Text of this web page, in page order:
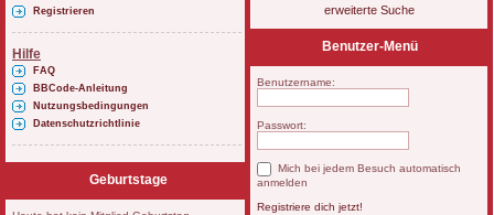
Registrieren
Hilfe
FAQ
BBCode-Anleitung
Nutzungsbedingungen
Datenschutzrichtlinie
Geburtstage
erweiterte Suche
Benutzer-Menü
Benutzername:
Passwort:
Mich bei jedem Besuch automatisch
anmelden
Registriere dich jetzt!